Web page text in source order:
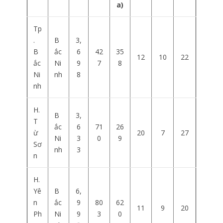
a)
Tp
.
B
ắc
Ni
nh
B
ắc
Ni
nh
3,
6
9
8
42
7
35
8
12 10 22
H.
T
ừ
Sơ
n
B
ắc
Ni
nh
3,
6
3
3
71
0
26
9
20 7 27
H.
Yê
n
Ph
B
ắc
Ni
6,
9
9
80
3
62
0
11 9 20